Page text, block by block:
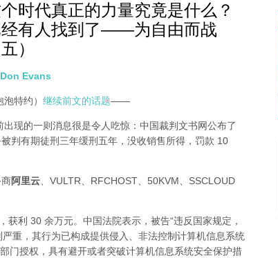
时代真正的力量究竟是什么？
经有人找到了——为自由而战
五）
Don Evans
泡特约） 继续前文的话题——
出现的一则消息很是令人吃惊：中国裁判文书网公布了
判有期徒刑三年缓刑五年，没收销售所得，罚款 10
阿里云 、VULTR、RFCHOST、50KVM、SSCLOUD
利 30 余万元。中国法院表示，被告“违反国家规定，
重，其行为已构成提供侵入、非法控制计算机信息系统
门授权，具有避开或者突破计算机信息系统安全保护措